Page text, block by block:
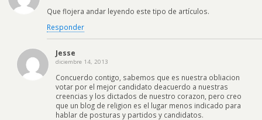
Que flojera andar leyendo este tipo de artículos.
Responder
Jesse
diciembre 14, 2013
Concuerdo contigo, sabemos que es nuestra obliacion
votar por el mejor candidato deacuerdo a nuestras
creencias y los dictados de nuestro corazon, pero creo
que un blog de religion es el lugar menos indicado para
hablar de posturas y partidos y candidatos.